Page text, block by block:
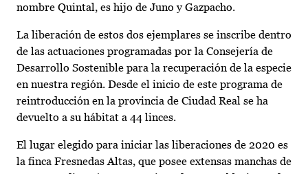
nombre Quintal, es hijo de Juno y Gazpacho.
La liberación de estos dos ejemplares se inscribe dentro
de las actuaciones programadas por la Consejería de
Desarrollo Sostenible para la recuperación de la especie
en nuestra región. Desde el inicio de este programa de
reintroducción en la provincia de Ciudad Real se ha
devuelto a su hábitat a 44 linces.
El lugar elegido para iniciar las liberaciones de 2020 es
la finca Fresnedas Altas, que posee extensas manchas de